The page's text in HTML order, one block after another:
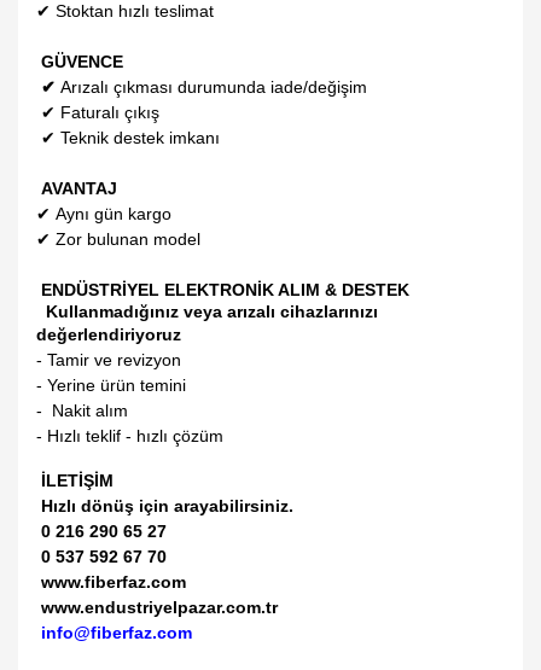
✔ Stoktan hızlı teslimat
GÜVENCE
✔ Arızalı çıkması durumunda iade/değişim
✔ Faturalı çıkış
✔ Teknik destek imkanı
AVANTAJ
✔ Aynı gün kargo
✔ Zor bulunan model
ENDÜSTRİYEL ELEKTRONİK ALIM & DESTEK
Kullanmadığınız veya arızalı cihazlarınızı
değerlendiriyoruz
- Tamir ve revizyon
- Yerine ürün temini
- Nakit alım
- Hızlı teklif - hızlı çözüm
İLETİŞİM
Hızlı dönüş için arayabilirsiniz.
0 216 290 65 27
0 537 592 67 70
www.fiberfaz.com
www.endustriyelpazar.com.tr
info@fiberfaz.com